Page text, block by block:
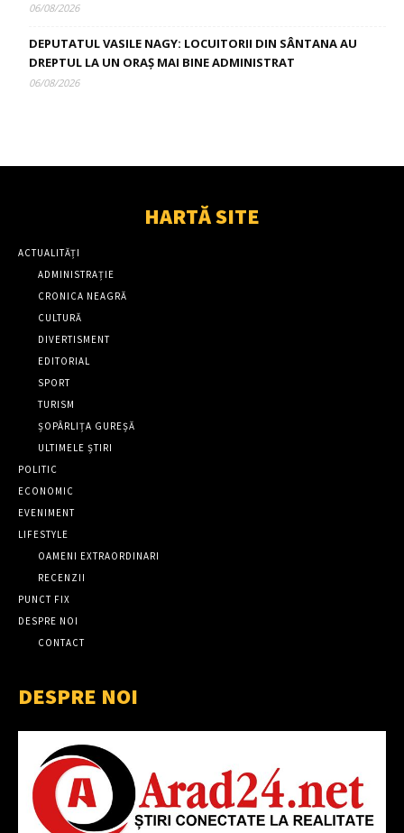
06/08/2026
DEPUTATUL VASILE NAGY: LOCUITORII DIN SÂNTANA AU
DREPTUL LA UN ORAȘ MAI BINE ADMINISTRAT
06/08/2026
HARTĂ SITE
ACTUALITĂȚI
ADMINISTRAȚIE
CRONICA NEAGRĂ
CULTURĂ
DIVERTISMENT
EDITORIAL
SPORT
TURISM
ȘOPÂRLIȚA GUREȘĂ
ULTIMELE ȘTIRI
POLITIC
ECONOMIC
EVENIMENT
LIFESTYLE
OAMENI EXTRAORDINARI
RECENZII
PUNCT FIX
DESPRE NOI
CONTACT
DESPRE NOI